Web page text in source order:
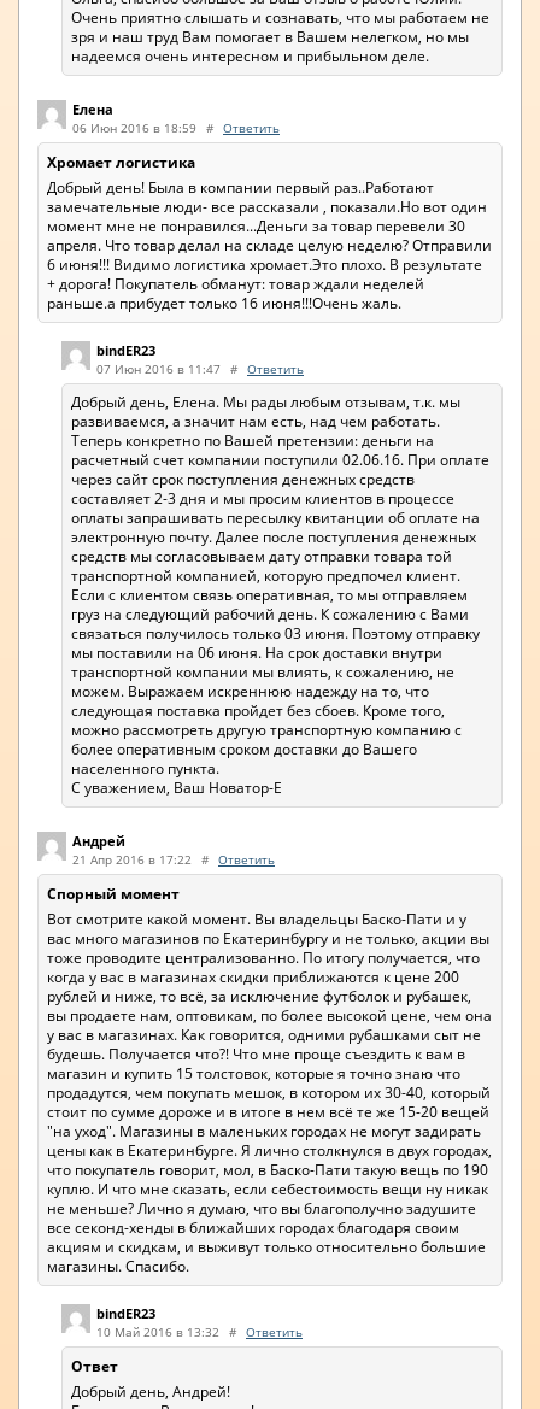
Очень приятно слышать и сознавать, что мы работаем не
зря и наш труд Вам помогает в Вашем нелегком, но мы
надеемся очень интересном и прибыльном деле.
Елена
06 Июн 2016 в 18:59 # Ответить
Хромает логистика
Добрый день! Была в компании первый раз..Работают
замечательные люди- все рассказали , показали.Но вот один
момент мне не понравился...Деньги за товар перевели 30
апреля. Что товар делал на складе целую неделю? Отправили
6 июня!!! Видимо логистика хромает.Это плохо. В результате
+ дорога! Покупатель обманут: товар ждали неделей
раньше.а прибудет только 16 июня!!!Очень жаль.
bindER23
07 Июн 2016 в 11:47 # Ответить
Добрый день, Елена. Мы рады любым отзывам, т.к. мы
развиваемся, а значит нам есть, над чем работать.
Теперь конкретно по Вашей претензии: деньги на
расчетный счет компании поступили 02.06.16. При оплате
через сайт срок поступления денежных средств
составляет 2-3 дня и мы просим клиентов в процессе
оплаты запрашивать пересылку квитанции об оплате на
электронную почту. Далее после поступления денежных
средств мы согласовываем дату отправки товара той
транспортной компанией, которую предпочел клиент.
Если с клиентом связь оперативная, то мы отправляем
груз на следующий рабочий день. К сожалению с Вами
связаться получилось только 03 июня. Поэтому отправку
мы поставили на 06 июня. На срок доставки внутри
транспортной компании мы влиять, к сожалению, не
можем. Выражаем искреннюю надежду на то, что
следующая поставка пройдет без сбоев. Кроме того,
можно рассмотреть другую транспортную компанию с
более оперативным сроком доставки до Вашего
населенного пункта.
С уважением, Ваш Новатор-Е
Андрей
21 Апр 2016 в 17:22 # Ответить
Спорный момент
Вот смотрите какой момент. Вы владельцы Баско-Пати и у
вас много магазинов по Екатеринбургу и не только, акции вы
тоже проводите централизованно. По итогу получается, что
когда у вас в магазинах скидки приближаются к цене 200
рублей и ниже, то всё, за исключение футболок и рубашек,
вы продаете нам, оптовикам, по более высокой цене, чем она
у вас в магазинах. Как говорится, одними рубашками сыт не
будешь. Получается что?! Что мне проще съездить к вам в
магазин и купить 15 толстовок, которые я точно знаю что
продадутся, чем покупать мешок, в котором их 30-40, который
стоит по сумме дороже и в итоге в нем всё те же 15-20 вещей
"на уход". Магазины в маленьких городах не могут задирать
цены как в Екатеринбурге. Я лично столкнулся в двух городах,
что покупатель говорит, мол, в Баско-Пати такую вещь по 190
куплю. И что мне сказать, если себестоимость вещи ну никак
не меньше? Лично я думаю, что вы благополучно задушите
все секонд-хенды в ближайших городах благодаря своим
акциям и скидкам, и выживут только относительно большие
магазины. Спасибо.
bindER23
10 Май 2016 в 13:32 # Ответить
Ответ
Добрый день, Андрей!